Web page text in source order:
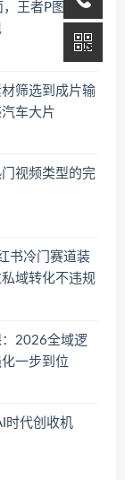
王者P图新玩
筛选到成片输
车大片
视频类型的完
书冷门赛道装
域转化不违规
2026全域逻
一步到位
时代创收机